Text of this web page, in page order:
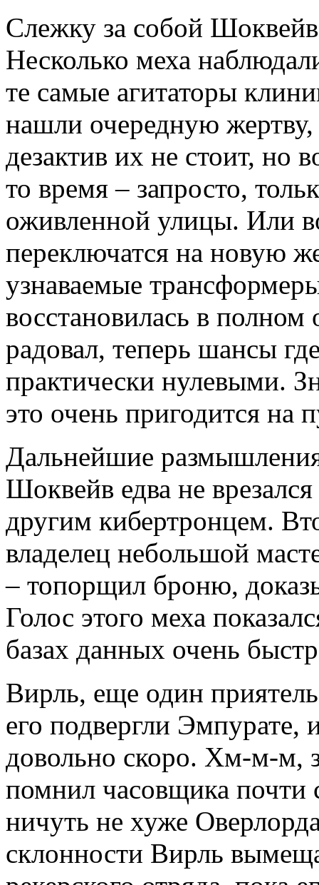
Слежку за собой
Несколько меха
те самые агитаторы
нашли очередную
дезактив их не стоит, но
то время – запросто,
оживленной улицы. Или
переключатся на новую
узнаваемые
восстановилась в полном
радовал, теперь шансы
практически нулевыми.
это очень пригодится на
Дальнейшие
Шоквейв едва не
другим кибертронцем.
владелец небольшой
– топорщил броню,
Голос этого меха
базах данных очень
Вирль, еще один
его подвергли Эмпурате,
довольно скоро. Хм-м-м,
помнил часовщика почти
ничуть не хуже
склонности Вирль